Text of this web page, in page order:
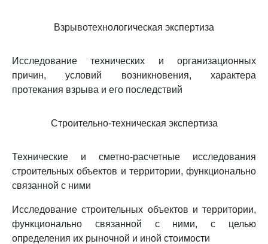
Взрывотехнологическая экспертиза
Исследование технических и организационных
причин, условий возникновения, характера
протекания взрыва и его последствий
Строительно-техническая экспертиза
Технические и сметно-расчетные исследования
строительных объектов и территории, функционально
связанной с ними
Исследование строительных объектов и территории,
функционально связанной с ними, с целью
определения их рыночной и иной стоимости